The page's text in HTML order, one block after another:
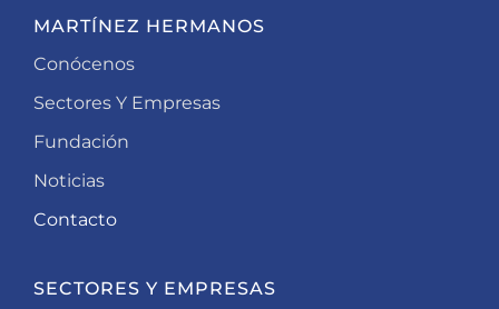
MARTÍNEZ HERMANOS
Conócenos
Sectores Y Empresas
Fundación
Noticias
Contacto
SECTORES Y EMPRESAS